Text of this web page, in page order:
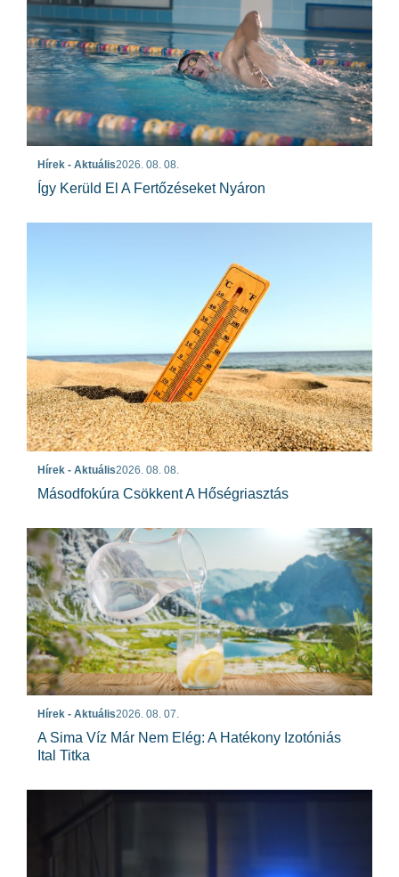
Hírek - Aktuális2026. 08. 08.
Így Kerüld El A Fertőzéseket Nyáron
Hírek - Aktuális2026. 08. 08.
Másodfokúra Csökkent A Hőségriasztás
Hírek - Aktuális2026. 08. 07.
A Sima Víz Már Nem Elég: A Hatékony Izotóniás
Ital Titka